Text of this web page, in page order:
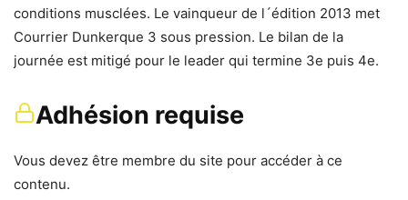
conditions musclées. Le vainqueur de l´édition 2013 met
Courrier Dunkerque 3 sous pression. Le bilan de la
journée est mitigé pour le leader qui termine 3e puis 4e.
Adhésion requise
Vous devez être membre du site pour accéder à ce
contenu.